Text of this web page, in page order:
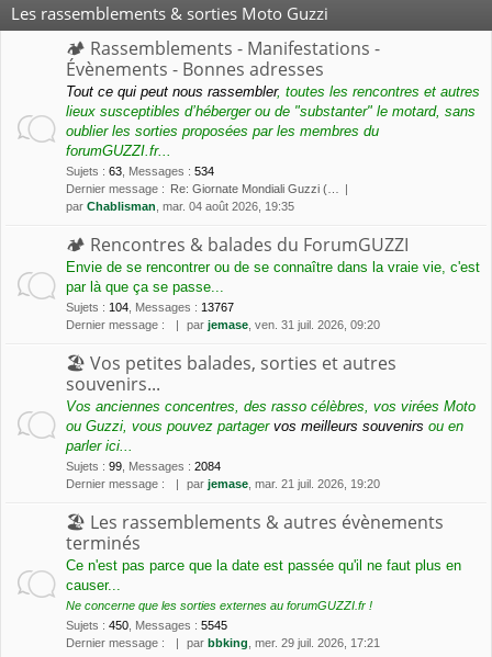
Les rassemblements & sorties Moto Guzzi
🏕 Rassemblements - Manifestations -
Évènements - Bonnes adresses
Tout ce qui peut nous rassembler, toutes les rencontres et autres
lieux susceptibles d’héberger ou de "substanter" le motard, sans
oublier les sorties proposées par les membres du
forumGUZZI.fr...
Sujets : 63 Messages : 534
Dernier message : Re: Giornate Mondiali Guzzi (…
par Chablisman , mar. 04 août 2026, 19:35
🏕 Rencontres & balades du ForumGUZZI
Envie de se rencontrer ou de se connaître dans la vraie vie, c'est
par là que ça se passe...
Sujets : 104 Messages : 13767
Dernier message :
par jemase , ven. 31 juil. 2026, 09:20
🏖 Vos petites balades, sorties et autres
souvenirs...
Vos anciennes concentres, des rasso célèbres, vos virées Moto
ou Guzzi, vous pouvez partager vos meilleurs souvenirs ou en
parler ici...
Sujets : 99 Messages : 2084
Dernier message :
par jemase , mar. 21 juil. 2026, 19:20
🏖 Les rassemblements & autres évènements
terminés
Ce n'est pas parce que la date est passée qu'il ne faut plus en
causer...
Ne concerne que les sorties externes au forumGUZZI.fr !
Sujets : 450 Messages : 5545
Dernier message :
par bbking , mer. 29 juil. 2026, 17:21